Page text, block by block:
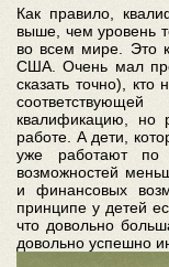
Как правило,
выше, чем уровень
во всем мире. Это
США. Очень мал
сказать точно), кто
квалификацию, но
работе. А дети,
уже работают по
возможностей
и финансовых
принципе у детей
что довольно
довольно успешно